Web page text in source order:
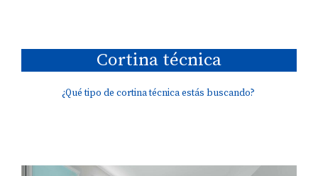
Cortina técnica
¿Qué tipo de cortina técnica estás buscando?